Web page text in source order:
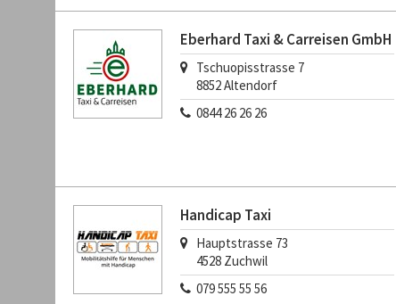
Eberhard Taxi & Carreisen GmbH
Tschuopisstrasse 7
8852Altendorf
0844 26 26 26
Handicap Taxi
Hauptstrasse 73
4528 Zuchwil
079 555 55 56